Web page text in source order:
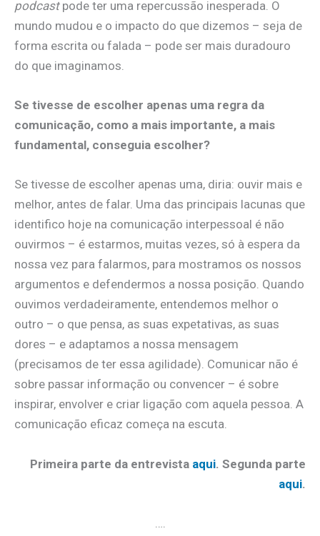
podcastpode ter uma repercussão inesperada. O
mundo mudou e o impacto do que dizemos – seja de
forma escrita ou falada – pode ser mais duradouro
do que imaginamos.
Se tivesse de escolher apenas uma regra da
comunicação, como a mais importante, a mais
fundamental, conseguia escolher?
Se tivesse de escolher apenas uma, diria: ouvir mais e
melhor, antes de falar. Uma das principais lacunas que
identifico hoje na comunicação interpessoal é não
ouvirmos – é estarmos, muitas vezes, só à espera da
nossa vez para falarmos, para mostramos os nossos
argumentos e defendermos a nossa posição. Quando
ouvimos verdadeiramente, entendemos melhor o
outro – o que pensa, as suas expetativas, as suas
dores – e adaptamos a nossa mensagem
(precisamos de ter essa agilidade). Comunicar não é
sobre passar informação ou convencer – é sobre
inspirar, envolver e criar ligação com aquela pessoa. A
comunicação eficaz começa na escuta.
Primeira parte da entrevista aqui. Segunda parte
aqui.